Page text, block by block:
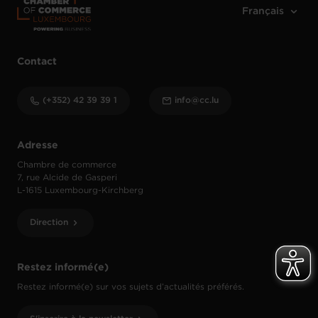
Restez informé(e)
Restez informé(e) sur vos sujets d’actualités préférés.
Adresse
Chambre de commerce
7, rue Alcide de Gasperi
L-1615 Luxembourg-Kirchberg
Direction
Contact
(+352) 42 39 39 1 info@cc.lu